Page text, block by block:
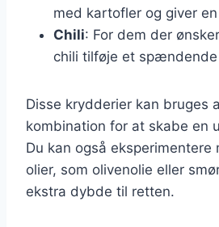
med kartofler og giver
Chili: For dem der
chili tilføje et spændende
Disse krydderier kan bruges
kombination for at skabe en
Du kan også eksperimentere
olier, som olivenolie eller
ekstra dybde til retten.